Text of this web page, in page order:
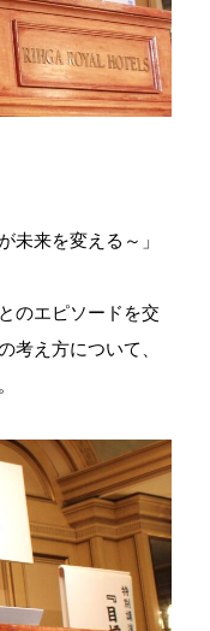
未来を変える～」
のエピソードを交
考え方について、